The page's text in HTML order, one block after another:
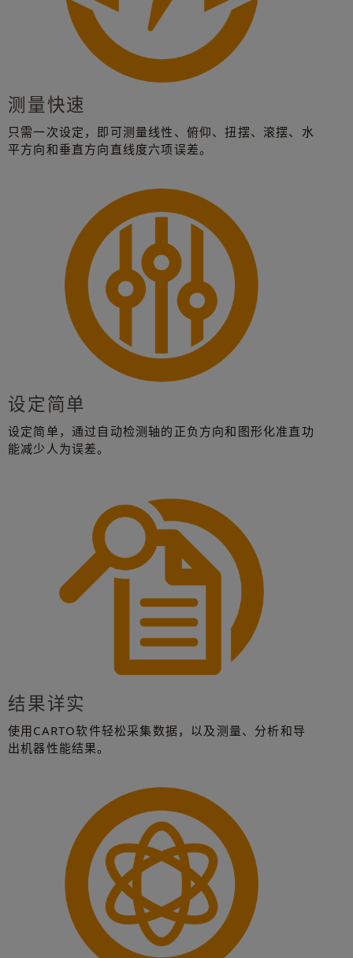
测量快速
只需一次设定，即可测量线性、俯仰、扭摆、滚摆、水
平方向和垂直方向直线度六项误差。
设定简单
设定简单，通过自动检测轴的正负方向和图形化准直功
能减少人为误差。
结果详实
使用CARTO软件轻松采集数据，以及测量、分析和导
出机器性能结果。